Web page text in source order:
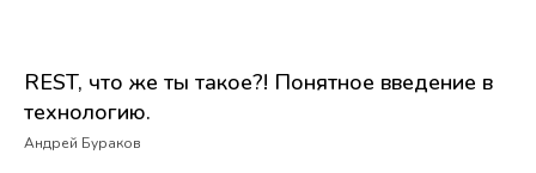
REST, что же ты такое?! Понятное введение в
технологию.
Андрей Бураков